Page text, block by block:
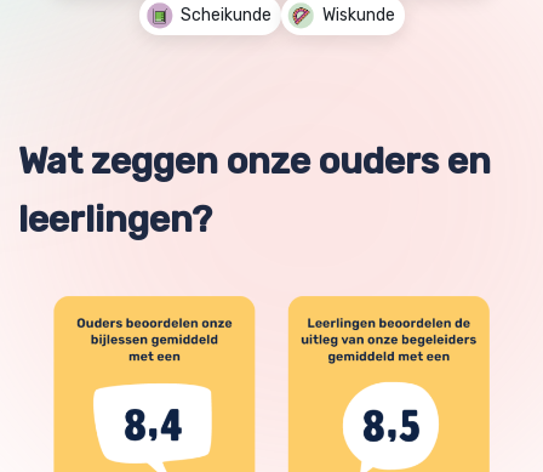
Scheikunde
Wiskunde
Wat zeggen onze ouders en
leerlingen?